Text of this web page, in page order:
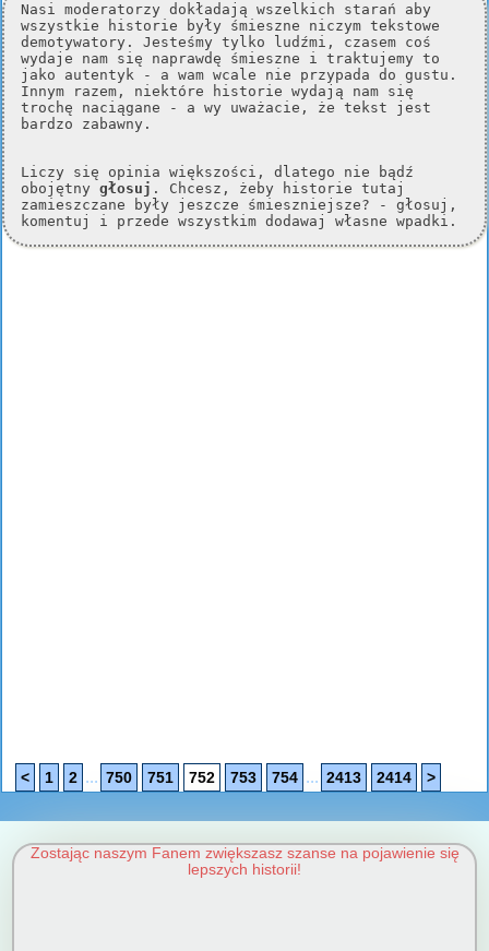
Nasi moderatorzy dokładają wszelkich starań aby
wszystkie historie były śmieszne niczym tekstowe
demotywatory. Jesteśmy tylko ludźmi, czasem coś
wydaje nam się naprawdę śmieszne i traktujemy to
jako autentyk - a wam wcale nie przypada do gustu.
Innym razem, niektóre historie wydają nam się
trochę naciągane - a wy uważacie, że tekst jest
bardzo zabawny.
Liczy się opinia większości, dlatego nie bądź
obojętny głosuj . Chcesz, żeby historie tutaj
zamieszczane były jeszcze śmieszniejsze? - głosuj,
komentuj i przede wszystkim dodawaj własne wpadki.
< 1 2 ... 750 751 752 753 754 ... 2413 2414 >
Zostając naszym Fanem zwiększasz szanse na pojawienie się
lepszych historii!